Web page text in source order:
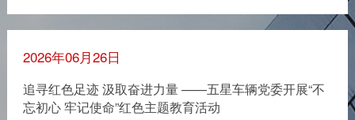
2026年06月26日
追寻红色足迹 汲取奋进力量 ——五星车辆党委开展“不
忘初心 牢记使命”红色主题教育活动